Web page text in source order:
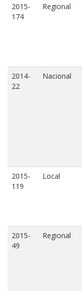
2015-
174
Regional
2014-
22
Nacional
2015-
119
Local
2015-
49
Regional